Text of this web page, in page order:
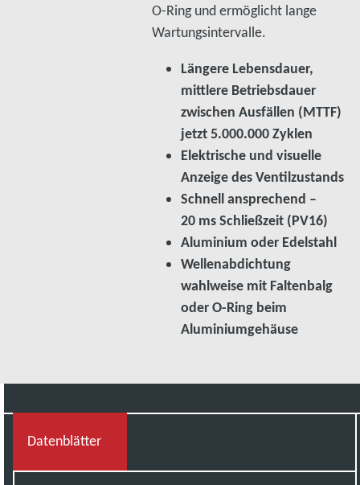
O-Ring und ermöglicht lange
Wartungsintervalle.
Längere Lebensdauer,
mittlere Betriebsdauer
zwischen Ausfällen (MTTF)
jetzt 5.000.000 Zyklen
Elektrische und visuelle
Anzeige des Ventilzustands
Schnell ansprechend –
20 ms Schließzeit (PV16)
Aluminium oder Edelstahl
Wellenabdichtung
wahlweise mit Faltenbalg
oder O-Ring beim
Aluminiumgehäuse
Datenblätter